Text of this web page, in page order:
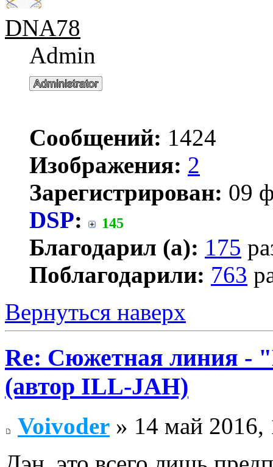
DNA78
Admin
Сообщений: 1424
Изображения: 2
Зарегистрирован: 09
DSP: 145
Благодарил (а): 175
Поблагодарили: 763
Вернуться наверх
Re: Сюжетная линия -
(автор ILL-JAH)
Voivoder » 14 май 2016,